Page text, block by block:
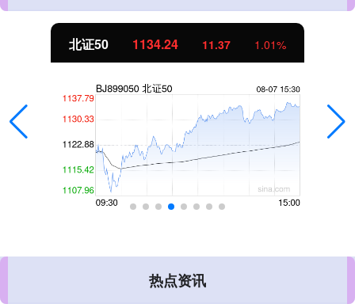
北证50 1134.24 11.37 1.01%
热点资讯